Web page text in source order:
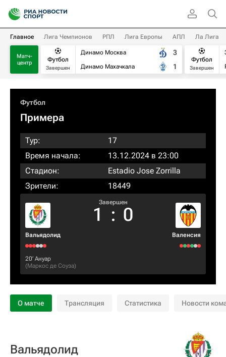
Главное Лига Чемпионов РПЛ Лига Европы АПЛ Ла Лига
Матч-
центр
Футбол
Завершен
Динамо Москва
Динамо Махачкала
3
1
Футбол
Завершен
Футбол
Примера
Тур:
17
Время начала:
13.12.2024 в 23:00
Стадион:
Estadio Jose Zorrilla
Зрители:
18449
Вальядолид
Завершен
1 : 0
Валенсия
20‎’‎ Ануар
(Маркос де Соуза)
О матче Трансляция Статистика Новости
Вальядолид